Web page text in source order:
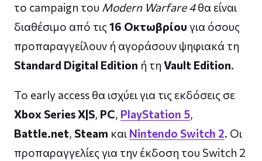
το campaign του Modern Warfare 4θα είναι
διαθέσιμο από τις16 Οκτωβρίου για όσους
προπαραγγείλουν ή αγοράσουν ψηφιακά τη
Standard Digital Edition ή τη Vault Edition.
Το early access θα ισχύει για τις εκδόσεις σε
Xbox Series X|S, PC, PlayStation 5,
Battle.net, Steam και Nintendo Switch 2. Οι
προπαραγγελίες για την έκδοση του Switch 2